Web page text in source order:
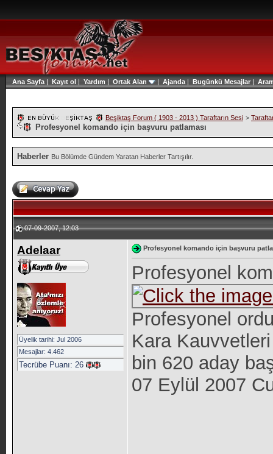
Ana Sayfa | Kayıt ol | Yardım | Ortak Alan | Ajanda | Bugünkü Mesajlar|
Beşiktaş Forum ( 1903 - 2013 ) Taraftarın Sesi >
Profesyonel komando için başvuru patlaması
Haberler Bu Bölümde Gündem Yaratan Haberler Tartışılır.
07-09-2007, 12:03
Adelaar
Üyelik tarihi: Jul 2006
Mesajlar: 4.462
Tecrübe Puanı: 26
Profesyonel komando için başvuru
Profesyonel
Profesyonel
Kara Kauvvetleri
bin 620 aday
07 Eylül 2007